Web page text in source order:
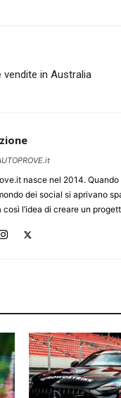
in Australia
nasce nel 2014.
dei social si aprivano
così l’idea di creare un